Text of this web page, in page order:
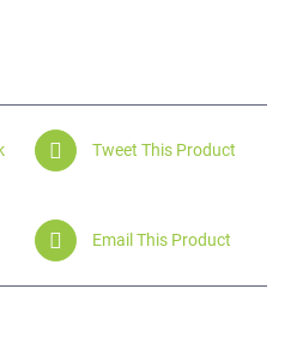
Tweet This Product
Email This Product